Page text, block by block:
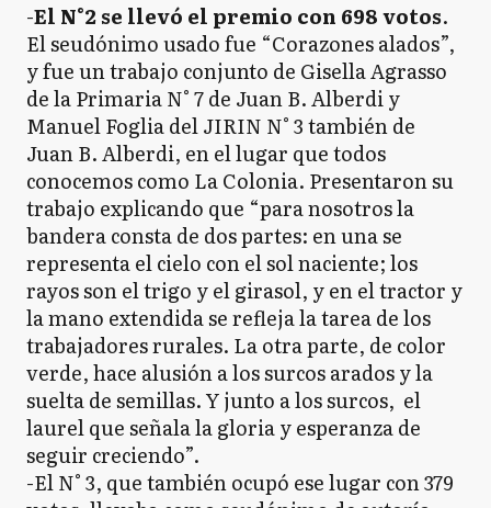
-El N°2 se llevó el premio con 698 votos.
El seudónimo usado fue “Corazones alados”,
y fue un trabajo conjunto de Gisella Agrasso
de la Primaria N° 7 de Juan B. Alberdi y
Manuel Foglia del JIRIN N° 3 también de
Juan B. Alberdi, en el lugar que todos
conocemos como La Colonia. Presentaron su
trabajo explicando que “para nosotros la
bandera consta de dos partes: en una se
representa el cielo con el sol naciente; los
rayos son el trigo y el girasol, y en el tractor y
la mano extendida se refleja la tarea de los
trabajadores rurales. La otra parte, de color
verde, hace alusión a los surcos arados y la
suelta de semillas. Y junto a los surcos, el
laurel que señala la gloria y esperanza de
seguir creciendo”.
-El N° 3, que también ocupó ese lugar con 379